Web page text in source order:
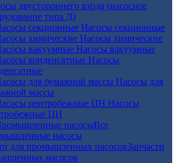
двустороннего входа (насосное
типа Д)
Насосы секционные
Насосы химические
Насосы вакуумные
Насосы
Насосы для
массы
Насосы
ЦН
Все
насосы
Запчасти
насосов